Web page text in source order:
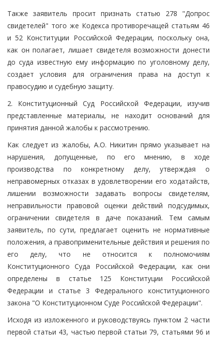
Также заявитель просит признать статью 278 "Допрос
свидетелей" того же Кодекса противоречащей статьям 46
и 52 Конституции Российской Федерации, поскольку она,
как он полагает, лишает свидетеля возможности донести
до суда известную ему информацию по уголовному делу,
создает условия для ограничения права на доступ к
правосудию и судебную защиту.
2. Конституционный Суд Российской Федерации, изучив
представленные материалы, не находит оснований для
принятия данной жалобы к рассмотрению.
Как следует из жалобы, А.О. Никитин прямо указывает на
нарушения, допущенные, по его мнению, в ходе
производства по конкретному делу, утверждая о
неправомерных отказах в удовлетворении его ходатайств,
лишении возможности задавать вопросы свидетелям,
неправильности правовой оценки действий подсудимых,
ограничении свидетеля в даче показаний. Тем самым
заявитель, по сути, предлагает оценить не нормативные
положения, а правоприменительные действия и решения по
его делу, что не относится к полномочиям
Конституционного Суда Российской Федерации, как они
определены в статье 125 Конституции Российской
Федерации и статье 3 Федерального конституционного
закона "О Конституционном Суде Российской Федерации".
Исходя из изложенного и руководствуясь пунктом 2 части
первой статьи 43, частью первой статьи 79, статьями 96 и